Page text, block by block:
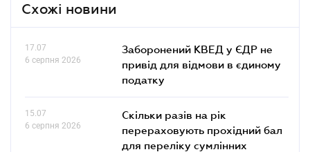
Схожі новини
17.07
6 серпня 2026
Заборонений КВЕД у ЄДР не
привід для відмови в єдиному
податку
15.07
6 серпня 2026
Скільки разів на рік
перераховують прохідний бал
для переліку сумлінних